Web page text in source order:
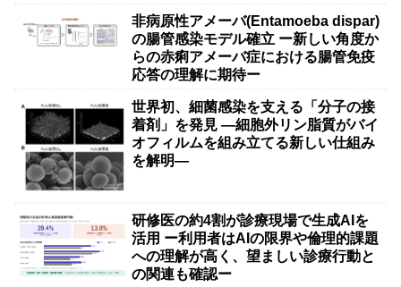
非病原性アメーバ(Entamoeba dispar)
の腸管感染モデル確立 ー新しい角度か
らの赤痢アメーバ症における腸管免疫
応答の理解に期待ー
世界初、細菌感染を支える「分子の接
着剤」を発見 ―細胞外リン脂質がバイ
オフィルムを組み立てる新しい仕組み
を解明―
研修医の約4割が診療現場で生成AIを
活用 ー利用者はAIの限界や倫理的課題
への理解が高く、望ましい診療行動と
の関連も確認ー